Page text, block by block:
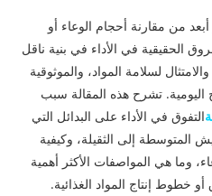
من مقارنة أحجام الوعاء أو
الحقيقية في الأداء في بنية ناقل
لسلامة المواد، والموثوقية
تشرح هذه المقالة سبب
التفوق في الأداء على البدائل التي
المتوسطة إلى الثقيلة، وكيفية
وما هي المواصفات الأكثر أهمية
خطوط إنتاج المواد الغذائية.